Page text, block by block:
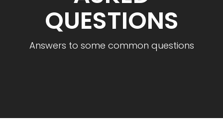
QUESTIONS
Answers to some common questions